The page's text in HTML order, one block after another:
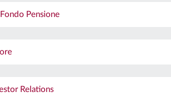
Pensione
Relations
investito scegliendo titoli
del capitale.